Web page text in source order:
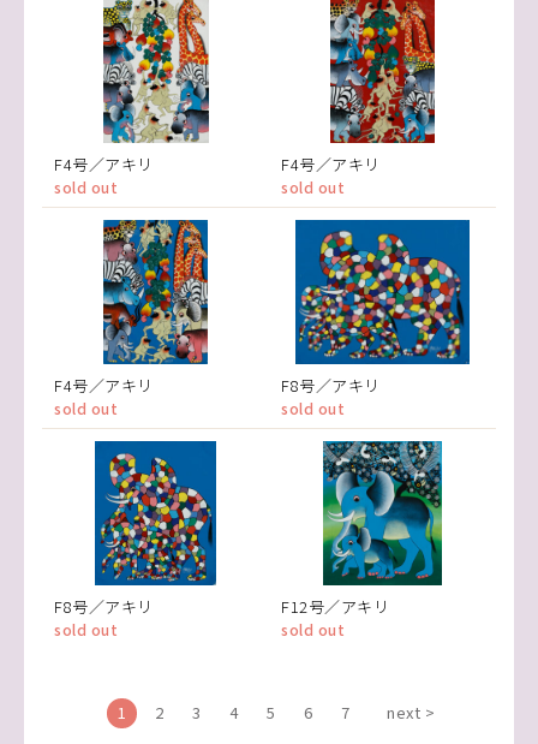
F4号／アキリ
sold out
F4号／アキリ
sold out
F4号／アキリ
sold out
F8号／アキリ
sold out
F8号／アキリ
sold out
F12号／アキリ
sold out
1 2 3 4 5 6 7 next >